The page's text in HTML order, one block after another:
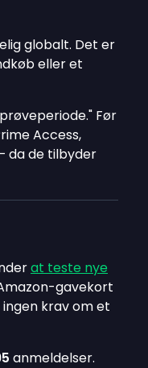
globalt. Det er
eller et
Før
Access,
da de tilbyder
at teste nye
gavekort
krav om et
anmeldelser.